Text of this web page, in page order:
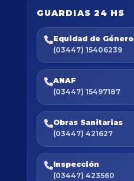
GUARDIAS 24 HS
Equidad de Género
(03447) 15406239
ANAF
(03447) 15497187
Obras Sanitarias
(03447) 421627
Inspección
(03447) 423560